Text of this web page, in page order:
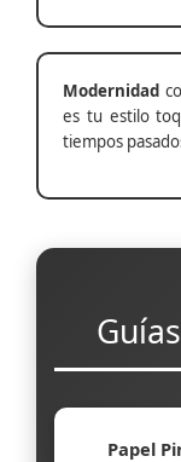
Modernidad
es tu estilo
tiempos
Papel